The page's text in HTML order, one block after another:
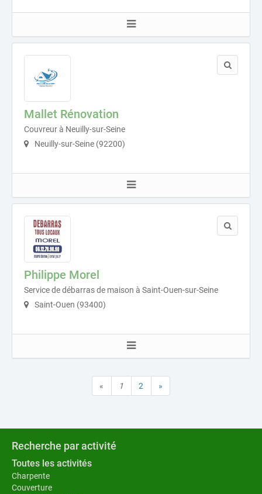
Mallet Rénovation
Couvreur à Neuilly-sur-Seine
Neuilly-sur-Seine (92200)
Philippe Morel
Service de débarras de maison à Saint-Ouen-sur-Seine
Saint-Ouen (93400)
« 1 2 »
Recherche par activité
Toutes les activités
Charpente
Couverture